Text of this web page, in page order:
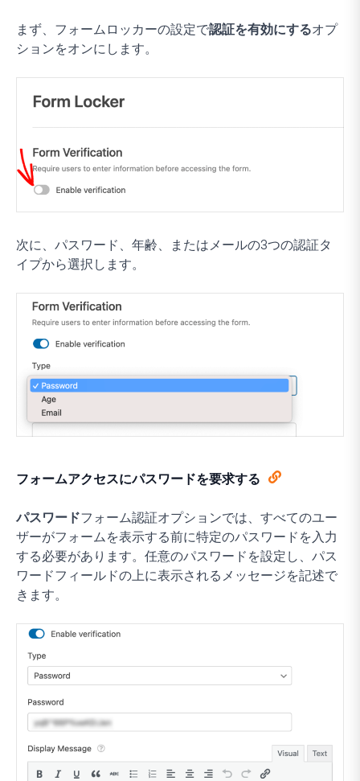
まず、フォームロッカーの設定で認証を有効にするオプ
ションをオンにします。
次に、パスワード、年齢、またはメールの3つの認証タ
イプから選択します。
フォームアクセスにパスワードを要求する
パスワードフォーム認証オプションでは、すべてのユー
ザーがフォームを表示する前に特定のパスワードを入力
する必要があります。任意のパスワードを設定し、パス
ワードフィールドの上に表示されるメッセージを記述で
きます。